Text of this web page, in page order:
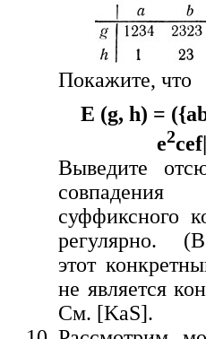
Покажите, что
E (g, h) =
e2
Выведите
суффиксного
регулярно. (В
этот
не является
См. [KaS].